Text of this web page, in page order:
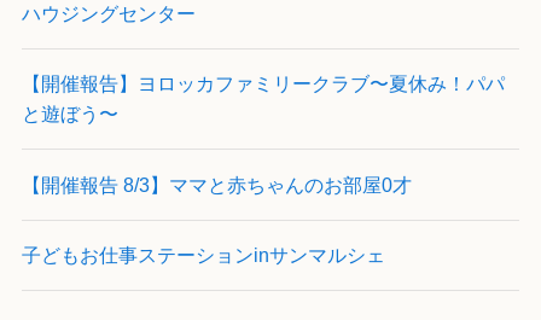
ハウジングセンター
【開催報告】ヨロッカファミリークラブ〜夏休み！パパ
と遊ぼう〜
【開催報告 8/3】ママと赤ちゃんのお部屋0才
子どもお仕事ステーションinサンマルシェ